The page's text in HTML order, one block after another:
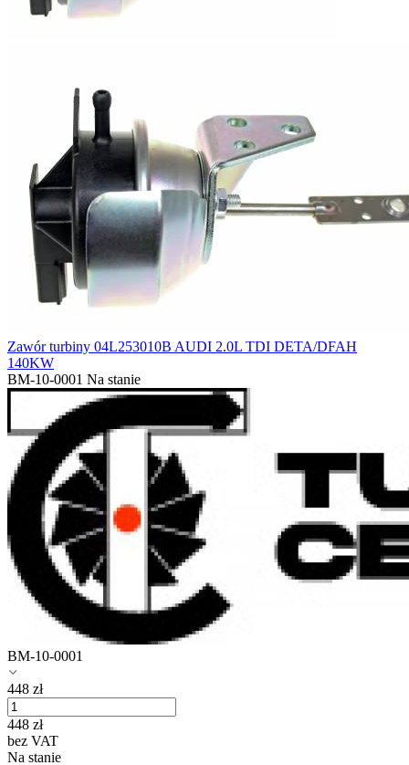
Zawór turbiny 04L253010B AUDI 2.0L TDI DETA/DFAH
140KW
BM-10-0001 Na stanie
BM-10-0001
448 zł
448 zł
bez VAT
Na stanie